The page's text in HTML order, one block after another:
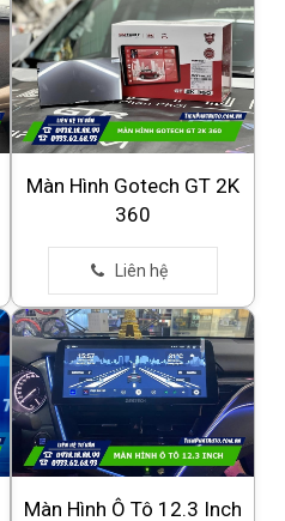
Màn Hình Gotech GT 2K
360
Màn Hình Ô Tô 12.3 Inch